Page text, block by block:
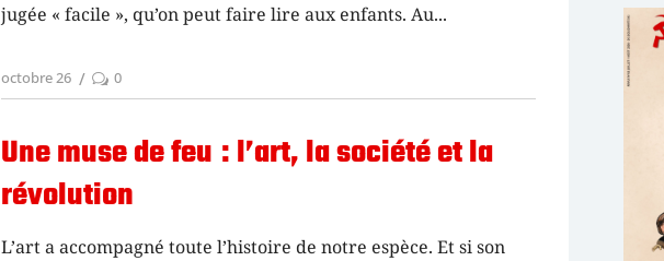
jugée « facile », qu’on peut faire lire aux enfants. Au
octobre 26 0
Une muse de feu : l’art, la société et la
révolution
L’art a accompagné toute l’histoire de notre espèce. Et si son